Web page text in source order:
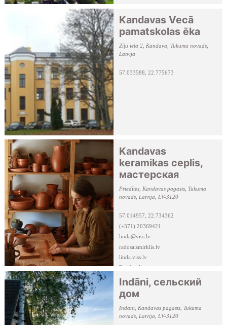
Kandavas Vecā
pamatskolas ēka
Zīļu iela 2, Kandava, Tukuma novads,
Latvija
57.033588, 22.775673
Kandavas
keramikas ceplis,
мастерская
Priedītes, Kandavas pagasts, Tukuma
novads, Latvija, LV-3120
57.014957, 22.734362
(+371) 26369421
linda@viss.lv
radosaismirklis.lv
linda.viss.lv
Facebook
Indāni, сельский
дом
Indāni, Kandavas pagasts, Tukuma
novads, Latvija, LV-3120